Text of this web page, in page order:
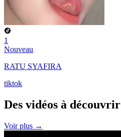
1
Nouveau
RATU SYAFIRA
tiktok
Des vidéos à découvrir
Voir plus →